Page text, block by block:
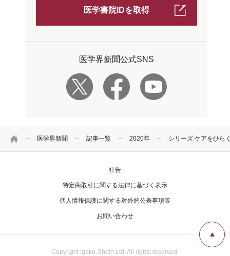
HOME 医学界新聞 記事一覧 2020年 シリーズ ケアをひら
医学書院IDを取得
医学界新聞公式SNS
社告
特定商取引に関する法律に基づく表示
個人情報保護に関する対外的公表事項等
お問い合わせ
Copyright Igaku-Shoin Ltd. All rights reserved.